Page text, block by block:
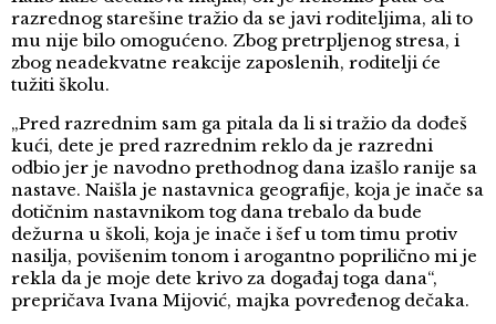
razrednog starešine tražio da se javi roditeljima, ali to
mu nije bilo omogućeno. Zbog pretrpljenog stresa, i
zbog neadekvatne reakcije zaposlenih, roditelji će
tužiti školu.
„Pred razrednim sam ga pitala da li si tražio da dođeš
kući, dete je pred razrednim reklo da je razredni
odbio jer je navodno prethodnog dana izašlo ranije sa
nastave. Naišla je nastavnica geografije, koja je inače sa
dotičnim nastavnikom tog dana trebalo da bude
dežurna u školi, koja je inače i šef u tom timu protiv
nasilja, povišenim tonom i arogantno poprilično mi je
rekla da je moje dete krivo za događaj toga dana“,
prepričava Ivana Mijović, majka povređenog dečaka.